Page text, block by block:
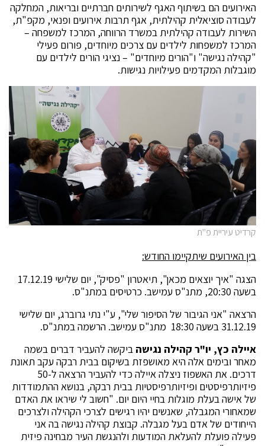
האירועים הם בשיתוף האגף לשירותים חברתיים ובריאות, המחלקה
לעבודה סוציאלית קהילתית, אגף תרבות אירועים ופנאי, מקפ"ת,
השירות לעבודה קהילתית במשרד הרווחה, המרכז למשפחה –
המרכז למשפחות לילדים עם צרכים מיוחדים, פורום פעילי
"קהילה נגישה" ו"הורים מיוחדים" – נציגי הורים לילדים עם
מוגבלות המקדמים פעילויות נגישות.
קרדיט עיריית פ"ת
בין האירועים שיתקיימו החודש:
הצגה "איך יוצאים מכאן", תיאטרון "פסיק", יום שלישי 17.12.19
בשעה 20:30, מתנ"ס עמישב. כרטיסים במתנ"ס.
הרצאה "אני הגיבור של הסיפור שלי", ע"י נתי גרוברג, יום שלישי
31.12.19 בשעה 18:30 מתנ"ס עמישב. הרשמה במתנ"ס.
איילה כץ, יו"ר קהילה נגישה ביקשה להעביר דברים בשמה
מאחר ובימים אלה היא מאושפזת בשיקום בבית רבקה עקב תאונת
דרכים. את האשפוז ניצלה איילה כדי להעביר הרצאה ל-50
פיזיותרפיסטים ופיזיותרפיסטיות בבית רבקה, בנושא ההתמודדות
של אישה בעלת מוגלות בחיי היום יום. "חשוב לי שיראו את האדם
שמאחורי המגבלה, שאנשים יהיו רגישים לצרכי הקהילה ולצרכים
הייחודים של אדם בעל מגבלה. קבוצת קהילה נגישה בה אני
פעילה פועלת להעלאת המודעות ולהנגשת העיר מבחינה פיזית